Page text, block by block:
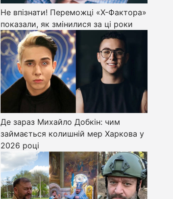
Не впізнати! Переможці «Х-Фактора»
показали, як змінилися за ці роки
Де зараз Михайло Добкін: чим
займається колишній мер Харкова у
2026 році